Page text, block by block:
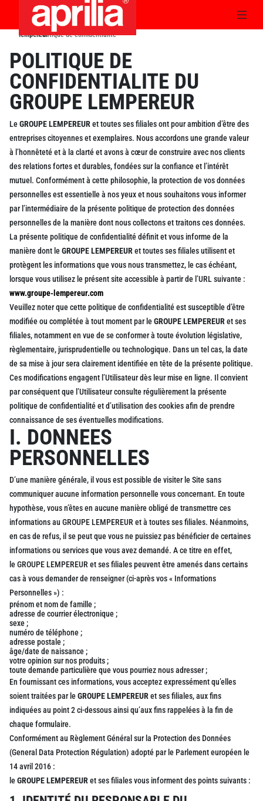
lempereur
›
Politique de confidentialité
POLITIQUE DE
CONFIDENTIALITE DU
GROUPE LEMPEREUR
LeGROUPE LEMPEREURet toutes ses filiales ont pour ambition d’être des
entreprises citoyennes et exemplaires. Nous accordons une grande valeur
à l’honnêteté et à la clarté et avons à cœur de construire avec nos clients
des relations fortes et durables, fondées sur la confiance et l’intérêt
mutuel. Conformément à cette philosophie, la protection de vos données
personnelles est essentielle à nos yeux et nous souhaitons vous informer
par l’intermédiaire de la présente politique de protection des données
personnelles de la manière dont nous collectons et traitons ces données.
La présente politique de confidentialité définit et vous informe de la
manière dont leGROUPE LEMPEREURet toutes ses filiales utilisent et
protègent les informations que vous nous transmettez, le cas échéant,
lorsque vous utilisez le présent site accessible à partir de l’URL suivante :
www.groupe-lempereur.com
Veuillez noter que cette politique de confidentialité est susceptible d’être
modifiée ou complétée à tout moment par leGROUPE LEMPEREURet ses
filiales, notamment en vue de se conformer à toute évolution législative,
règlementaire, jurisprudentielle ou technologique. Dans un tel cas, la date
de sa mise à jour sera clairement identifiée en tête de la présente politique.
Ces modifications engagent l’Utilisateur dès leur mise en ligne. Il convient
par conséquent que l’Utilisateur consulte régulièrement la présente
politique de confidentialité et d’utilisation des cookies afin de prendre
connaissance de ses éventuelles modifications.
I. DONNEES
PERSONNELLES
D’une manière générale, il vous est possible de visiter le Site sans
communiquer aucune information personnelle vous concernant. En toute
hypothèse, vous n’êtes en aucune manière obligé de transmettre ces
informations au GROUPE LEMPEREUR et à toutes ses filiales. Néanmoins,
en cas de refus, il se peut que vous ne puissiez pas bénéficier de certaines
informations ou services que vous avez demandé. A ce titre en effet,
le GROUPE LEMPEREUR et ses filiales peuvent être amenés dans certains
cas à vous demander de renseigner (ci-après vos « Informations
Personnelles ») :
prénom et nom de famille ;
adresse de courrier électronique ;
sexe ;
numéro de téléphone ;
adresse postale ;
âge/date de naissance ;
votre opinion sur nos produits ;
toute demande particulière que vous pourriez nous adresser ;
En fournissant ces informations, vous acceptez expressément qu’elles
soient traitées par leGROUPE LEMPEREURet ses filiales, aux fins
indiquées au point 2 ci-dessous ainsi qu’aux fins rappelées à la fin de
chaque formulaire.
Conformément au Règlement Général sur la Protection des Données
(General Data Protection Régulation) adopté par le Parlement européen le
14 avril 2016 :
leGROUPE LEMPEREURet ses filiales vous informent des points suivants :